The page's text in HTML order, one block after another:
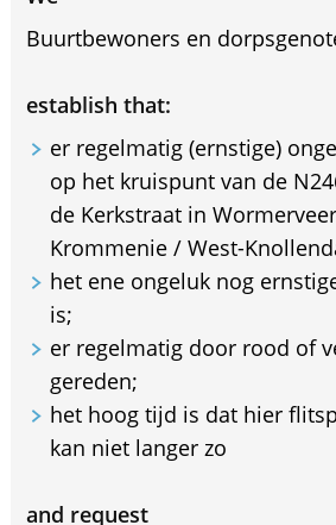
Buurtbewoners en
establish that:
er regelmatig (ernstige)
op het kruispunt van de
de Kerkstraat in
Krommenie / West-
het ene ongeluk nog
is;
er regelmatig door rood of
gereden;
het hoog tijd is dat hier
kan niet langer zo
and request